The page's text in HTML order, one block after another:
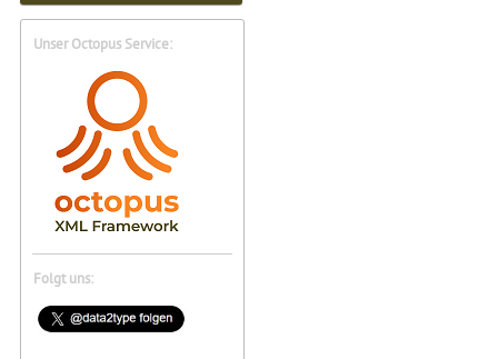
Unser Octopus Service:
Folgt uns: